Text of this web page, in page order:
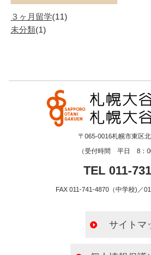
３ヶ月留学(11)
未分類(1)
〒065-0016札幌市東区
（受付時間 平日 8：00
TEL 011-
FAX 011-741-4870（中学校)／
サイトマ